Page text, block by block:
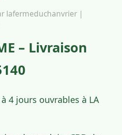
lafermeduchanvrier |
– Livraison
4 jours ouvrables à LA